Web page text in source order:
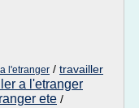
l'etranger / travailler
a l'etranger
ete /